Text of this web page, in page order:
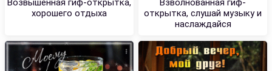
Возвышенная гиф-открытка,
хорошего отдыха
Взволнованная гиф-
открытка, слушай музыку и
наслаждайся